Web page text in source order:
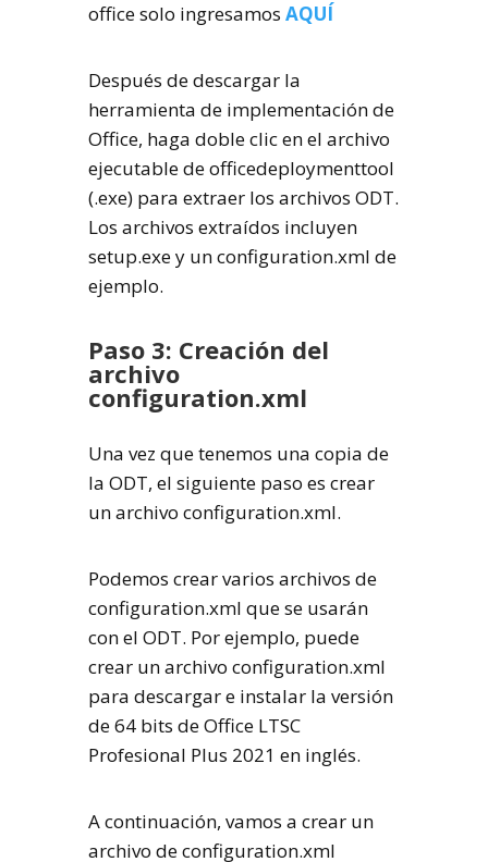
office solo ingresamos AQUÍ
Después de descargar la
herramienta de implementación de
Office, haga doble clic en el archivo
ejecutable de officedeploymenttool
(.exe) para extraer los archivos ODT.
Los archivos extraídos incluyen
setup.exe y un configuration.xml de
ejemplo.
Paso 3: Creación del
archivo
configuration.xml
Una vez que tenemos una copia de
la ODT, el siguiente paso es crear
un archivo configuration.xml.
Podemos crear varios archivos de
configuration.xml que se usarán
con el ODT. Por ejemplo, puede
crear un archivo configuration.xml
para descargar e instalar la versión
de 64 bits de Office LTSC
Profesional Plus 2021 en inglés.
A continuación, vamos a crear un
archivo de configuration.xml